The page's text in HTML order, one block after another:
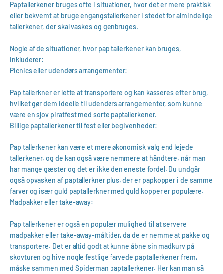
Paptallerkener bruges ofte i situationer, hvor det er mere praktisk
eller bekvemt at bruge engangstallerkener i stedet for almindelige
tallerkener, der skal vaskes og genbruges.
Nogle af de situationer, hvor pap tallerkener kan bruges,
inkluderer:
Picnics eller udendørs arrangementer:
Pap tallerkner er lette at transportere og kan kasseres efter brug,
hvilket gør dem ideelle til udendørs arrangementer, som kunne
være en sjov piratfest med sorte paptallerkener.
Billige paptallerkener til fest eller begivenheder:
Pap tallerkener kan være et mere økonomisk valg end lejede
tallerkener, og de kan også være nemmere at håndtere, når man
har mange gæster og det er ikke den eneste fordel. Du undgår
også opvasken af paptallerkner plus, der er papkopper i de samme
farver og især guld paptallerkner med guld kopper er populære.
Madpakker eller take-away:
Pap tallerkener er også en populær mulighed til at servere
madpakker eller take-away-måltider, da de er nemme at pakke og
transportere. Det er altid godt at kunne åbne sin madkurv på
skovturen og hive nogle festlige farvede paptallerkener frem,
måske sammen med Spiderman paptallerkener. Her kan man så